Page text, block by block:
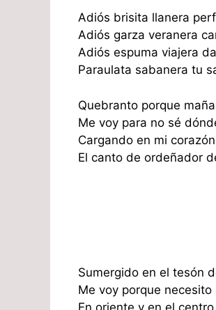
Adiós brisita llanera
Adiós garza veranera
Adiós espuma viajera
Paraulata sabanera tu
Quebranto porque
Me voy para no sé
Cargando en mi
El canto de ordeñador
Sumergido en el tesón
Me voy porque